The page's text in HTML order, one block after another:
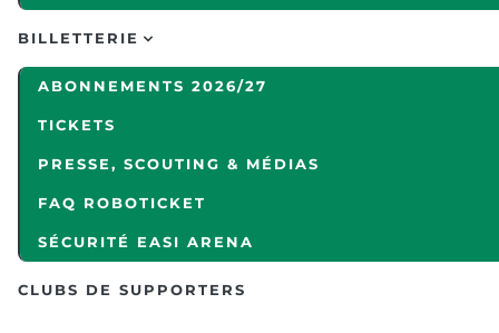
BILLETTERIE
ABONNEMENTS 2026/27
TICKETS
PRESSE, SCOUTING & MÉDIAS
FAQ ROBOTICKET
SÉCURITÉ EASI ARENA
CLUBS DE SUPPORTERS